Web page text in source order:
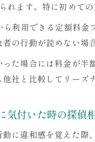
れます。特に初めて
利用できる定額料
の行動が読めない場
った場合には料金が
社と比較してリーズ
気付いた時の探偵
に違和感を覚えた